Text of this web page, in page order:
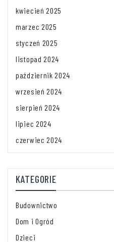
kwiecień 2025
marzec 2025
styczeń 2025
listopad 2024
październik 2024
wrzesień 2024
sierpień 2024
lipiec 2024
czerwiec 2024
KATEGORIE
Budownictwo
Dom i Ogród
Dzieci